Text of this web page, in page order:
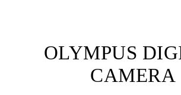
OLYMPUS
CAMERA